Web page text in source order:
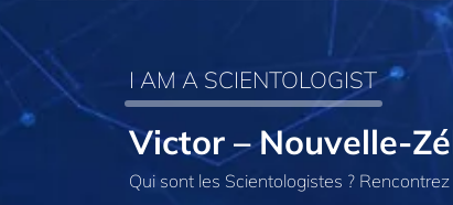
I AM A SCIENTOLOGIST
Victor – Nouvelle-
Qui sont les Scientologistes ?